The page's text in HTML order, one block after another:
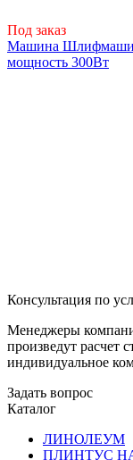
Под заказ
Машина
мощность 300Вт
Консультация по
Менеджеры
произведут расчет
индивидуальное
Задать вопрос
Каталог
ЛИНОЛЕУМ
ПЛИНТУС